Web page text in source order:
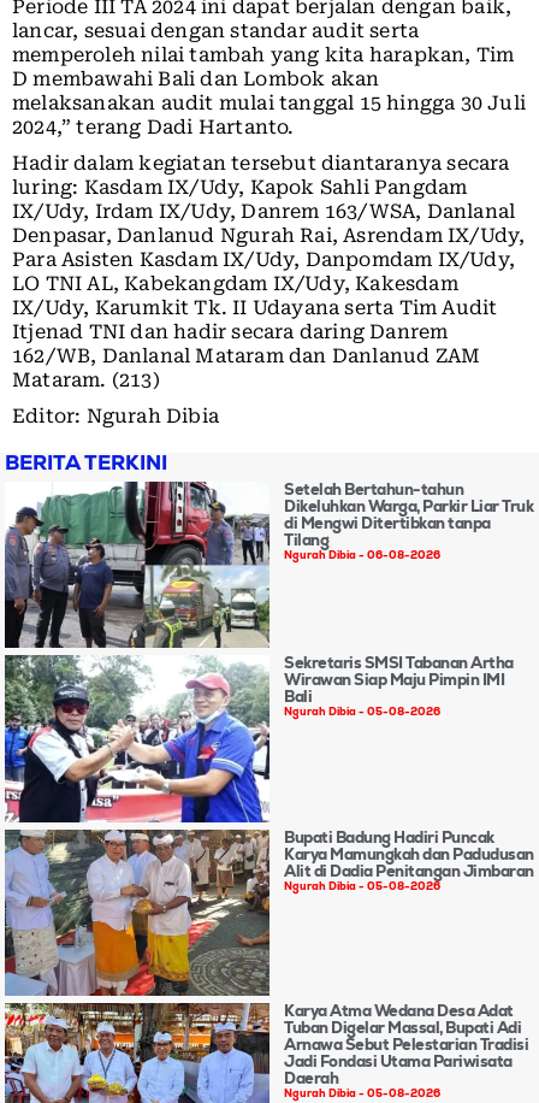
Periode III TA 2024 ini dapat berjalan dengan baik,
lancar, sesuai dengan standar audit serta
memperoleh nilai tambah yang kita harapkan, Tim
D membawahi Bali dan Lombok akan
melaksanakan audit mulai tanggal 15 hingga 30 Juli
2024,” terang Dadi Hartanto.
Hadir dalam kegiatan tersebut diantaranya secara
luring: Kasdam IX/Udy, Kapok Sahli Pangdam
IX/Udy, Irdam IX/Udy, Danrem 163/WSA, Danlanal
Denpasar, Danlanud Ngurah Rai, Asrendam IX/Udy,
Para Asisten Kasdam IX/Udy, Danpomdam IX/Udy,
LO TNI AL, Kabekangdam IX/Udy, Kakesdam
IX/Udy, Karumkit Tk. II Udayana serta Tim Audit
Itjenad TNI dan hadir secara daring Danrem
162/WB, Danlanal Mataram dan Danlanud ZAM
Mataram. (213)
Editor: Ngurah Dibia
BERITA TERKINI
Setelah Bertahun-tahun
Dikeluhkan Warga, Parkir Liar Truk
di Mengwi Ditertibkan tanpa
Tilang
Ngurah Dibia 06-08-2026
Sekretaris SMSI Tabanan Artha
Wirawan Siap Maju Pimpin IMI
Bali
Ngurah Dibia 05-08-2026
Bupati Badung Hadiri Puncak
Karya Mamungkah dan Padudusan
Alit di Dadia Penitangan Jimbaran
Ngurah Dibia 05-08-2026
Karya Atma Wedana Desa Adat
Tuban Digelar Massal, Bupati Adi
Arnawa Sebut Pelestarian Tradisi
Jadi Fondasi Utama Pariwisata
Daerah
Ngurah Dibia 05-08-2026